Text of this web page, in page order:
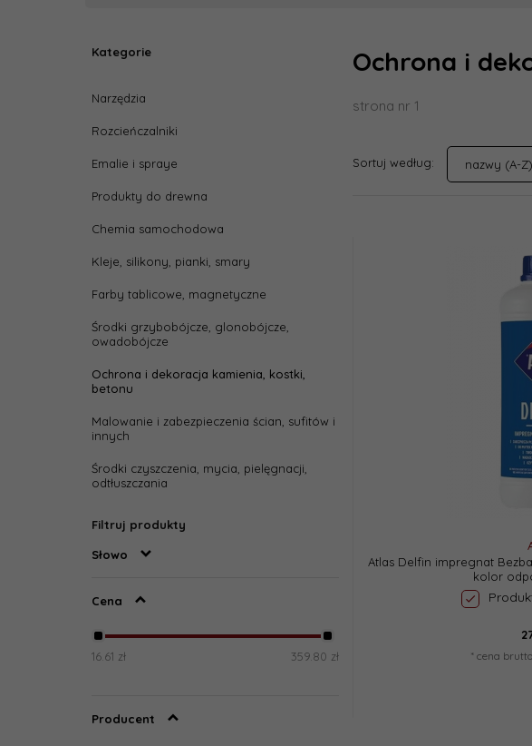
Kategorie
Narzędzia
Rozcieńczalniki
Emalie i spraye
Produkty do drewna
Chemia samochodowa
Kleje, silikony, pianki, smary
Farby tablicowe, magnetyczne
Środki grzybobójcze, glonobójcze,
owadobójcze
Ochrona i dekoracja kamienia, kostki,
betonu
Malowanie i zabezpieczenia ścian, sufitów i
innych
Środki czyszczenia, mycia, pielęgnacji,
odtłuszczania
Filtruj produkty
Słowo
Cena
16.61 zł 359.80 zł
Producent
Ochrona i
strona nr 1
Sortuj według:
sort
nazwy (A-Z)
Atlas Delfin impregnat
kolor
* cena